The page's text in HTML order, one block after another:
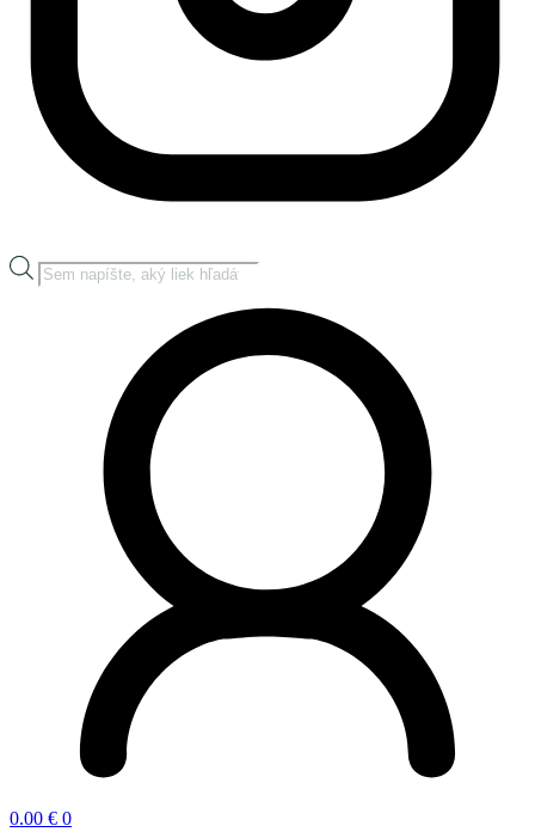
Products
search
0.00 € 0